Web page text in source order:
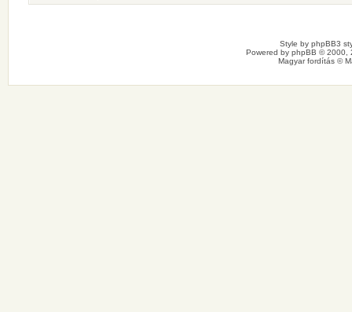
Style by phpBB3
Powered by phpBB © 2000,
Magyar fordítás ©